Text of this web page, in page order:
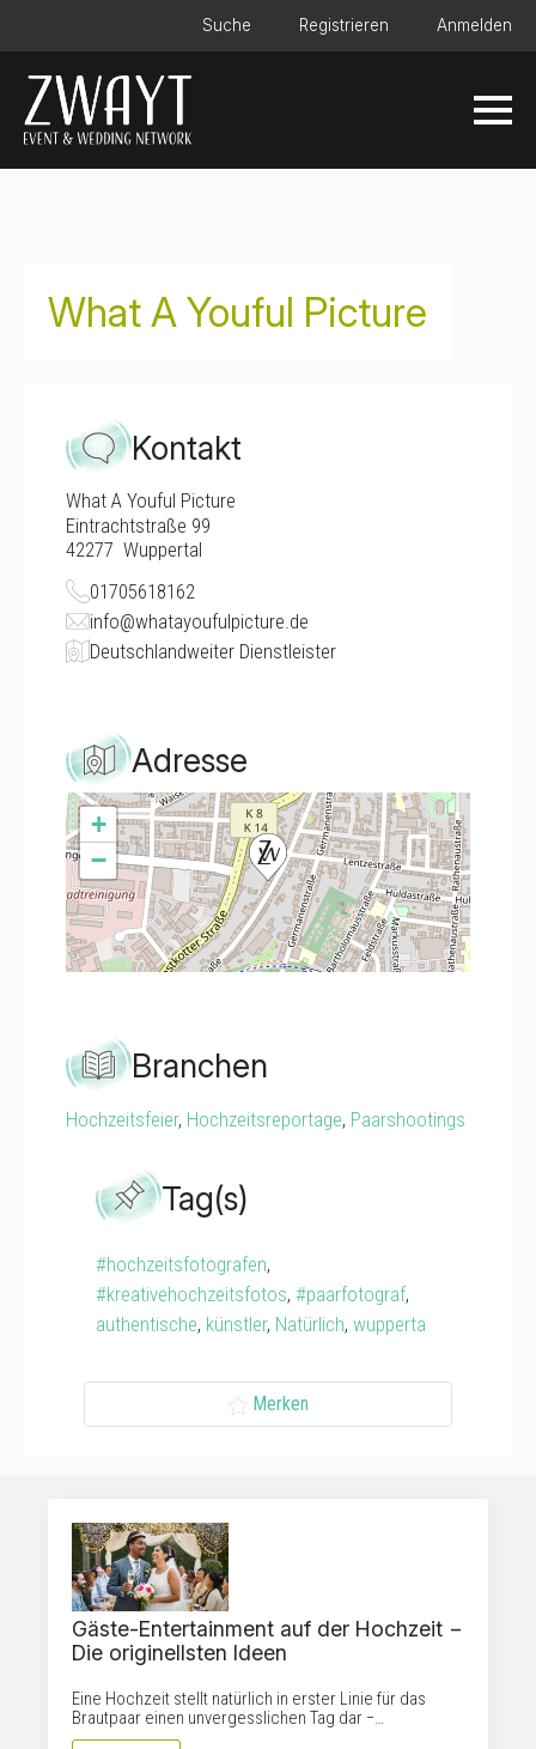
Suche Registrieren Anmelden
What A Youful Picture
Kontakt
What A Youful Picture
Eintrachtstraße 99
42277 Wuppertal
01705618162
info@whatayoufulpicture.de
Deutschlandweiter Dienstleister
Adresse
+
−
Branchen
Hochzeitsfeier, Hochzeitsreportage, Paarshootings
Tag(s)
#hochzeitsfotografen,
#kreativehochzeitsfotos, #paarfotograf,
authentische, künstler, Natürlich, wupperta
Merken
Gäste-Entertainment auf der Hochzeit −
Die originellsten Ideen
Eine Hochzeit stellt natürlich in erster Linie für das
Brautpaar einen unvergesslichen Tag dar −…